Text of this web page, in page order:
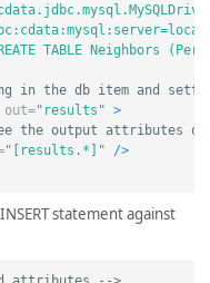
TABLE Neighbors
in the db item and
out="results" >
the output attributes
"[results.*]"
/>
statement against